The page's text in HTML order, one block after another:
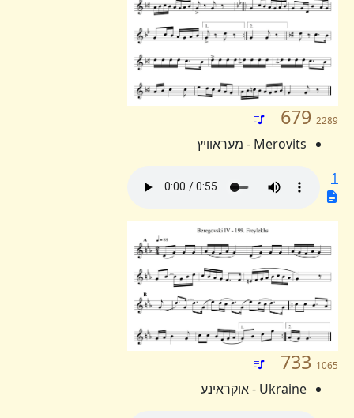
679 2289
Merovits - מעראוויץ
733 1065
Ukraine - אוקראינע